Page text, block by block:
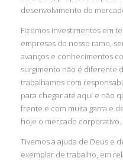
desenvolvimento do
Fizemos investimentos em
empresas do nosso ramo,
avanços e conhecimentos
surgimento não é diferente
trabalhamos com
para chegar até aqui e não
frente e com muita garra e
hoje o mercado corporativo.
Tivemos a ajuda de Deus e
exemplar de trabalho, em